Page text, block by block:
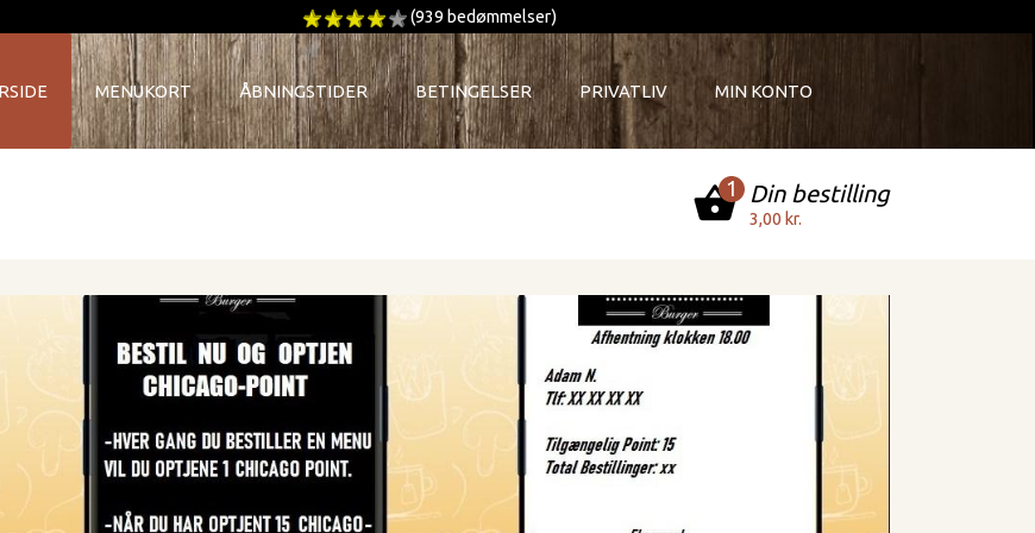
(939 bedømmelser)
MENUKORT ÅBNINGSTIDER BETINGELSER PRIVATLIV MIN KONTO
1
shopping_basket Din bestilling
3,00 kr.